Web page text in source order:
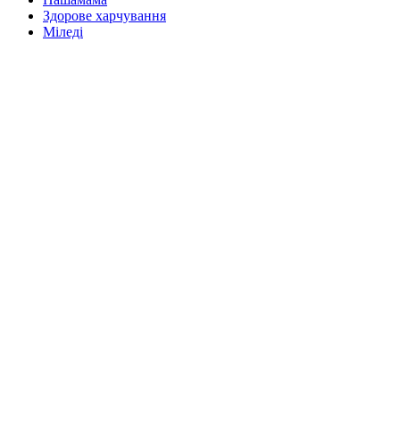
Здорове харчування
Міледі